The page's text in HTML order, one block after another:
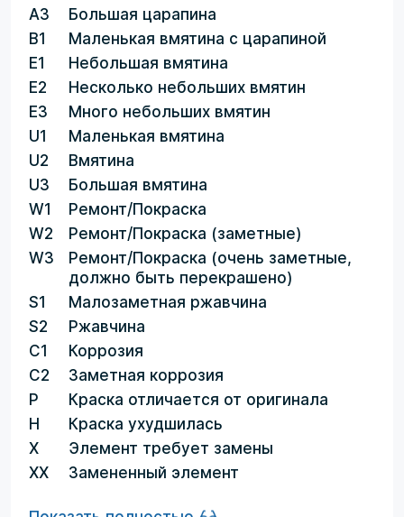
A3
Большая царапина
B1
Маленькая вмятина с царапиной
E1
Небольшая вмятина
E2
Несколько небольших вмятин
E3
Много небольших вмятин
U1
Маленькая вмятина
U2
Вмятина
U3
Большая вмятина
W1
Ремонт/Покраска
W2
Ремонт/Покраска (заметные)
W3
Ремонт/Покраска (очень заметные,
должно быть перекрашено)
S1
Малозаметная ржавчина
S2
Ржавчина
C1
Коррозия
C2
Заметная коррозия
P
Краска отличается от оригинала
H
Краска ухудшилась
X
Элемент требует замены
XX
Замененный элемент